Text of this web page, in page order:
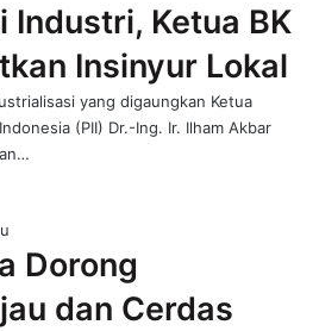
Industri, Ketua BK
Insinyur Lokal
yang digaungkan Ketua
(PII) Dr.-Ing. Ir. Ilham Akbar
Dorong
dan Cerdas